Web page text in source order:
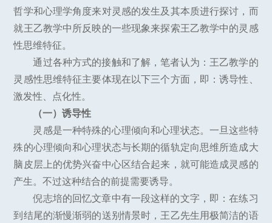
哲学和心理学角度来对灵感的发生及其本质进行探讨，而
就王乙教学中所反映的一些现象来探索王乙教学中的灵感
性思维特征。
通过各种方式的接触和了解，笔者认为：王乙教学的
灵感性思维特征主要体现在以下三个方面，即：诱导性、
激发性、点化性。
（一）诱导性
灵感是一种特殊的心理倾向和心理状态。一旦这些特
殊的心理倾向和心理状态与长期的循轨定向思维所造成大
脑皮层上的优势兴奋中心区结合起来，就可能造成灵感的
产生。不过这种结合的前提需要诱导。
倪志培的回忆文章中有一段这样的文字，即：在练习
到结尾的渐慢渐弱的送别情景时，王乙先生用极简洁的语